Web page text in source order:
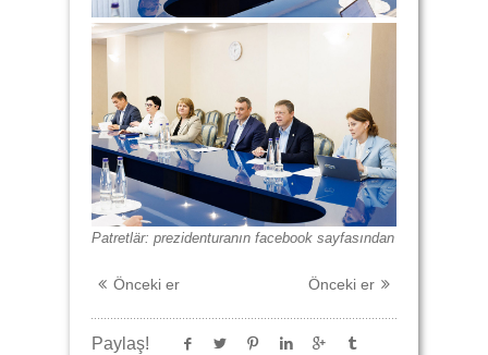
Patretlär: prezidenturanın facebook sayfasından
Önceki er Önceki er
Paylaş!